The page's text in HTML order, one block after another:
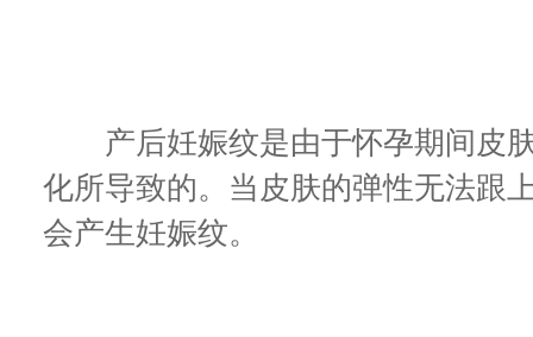
产后妊娠纹是由于怀孕期间皮肤
化所导致的。当皮肤的弹性无法跟
会产生妊娠纹。